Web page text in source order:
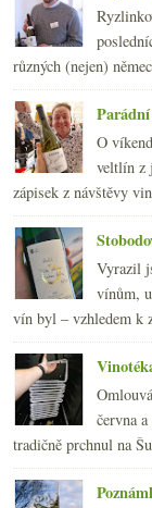
► (254)
►2011(252)
► 2010 (249)
2009 (249)
►2008(270)
►2007(108)
různých (nejen)
O
veltlín z
zápisek z návštěvy
Vyrazil
vínům,
vín byl – vzhledem k
června
tradičně prchnul na